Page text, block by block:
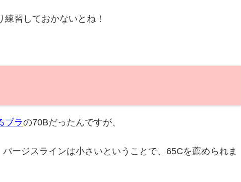
習しておかないとね！
ブラの70Bだったんですが、
ージスラインは小さいということで、65Cを薦められま